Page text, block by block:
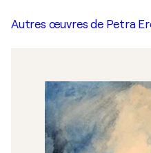
Autres œuvres de Petra